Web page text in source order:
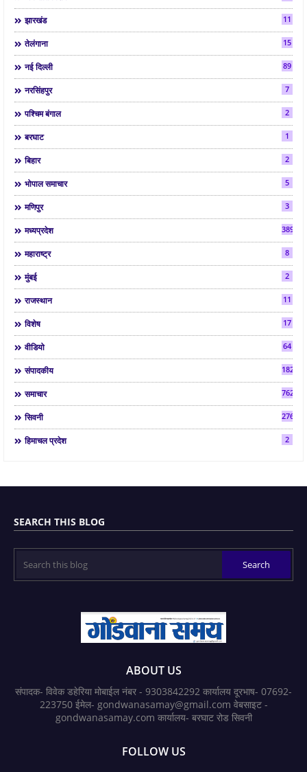
झारखंड 11
तेलंगाना 15
नई दिल्ली 89
नरसिंहपुर 7
पश्चिम बंगाल 2
बरघाट 1
बिहार 2
भोपाल समाचार 5
मणिपुर 3
मध्यप्रदेश 3892
महाराष्ट्र 8
मुंबई 2
राजस्थान 11
विशेष 17
वीडियो 64
संपादकीय 182
समाचार 7624
सिवनी 2763
हिमाचल प्रदेश 2
SEARCH THIS BLOG
ABOUT US
संपादक- विवेक डहेरिया मोबाईल नंबर - 9303842292 कार्यालय दूरभाष- 07692-
223750 ईमेल- gondwanasamay@gmail.com वेबसाइट -
gondwanasamay.com कार्यालय- बरघाट रोड सिवनी
FOLLOW US